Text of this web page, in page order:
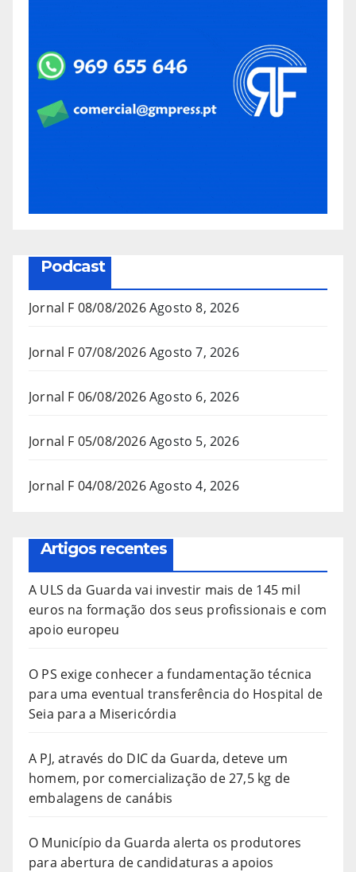
Podcast
Jornal F 08/08/2026Agosto 8, 2026
Jornal F 07/08/2026Agosto 7, 2026
Jornal F 06/08/2026Agosto 6, 2026
Jornal F 05/08/2026Agosto 5, 2026
Jornal F 04/08/2026Agosto 4, 2026
Artigos recentes
A ULS da Guarda vai investir mais de 145 mil
euros na formação dos seus profissionais e com
apoio europeu
O PS exige conhecer a fundamentação técnica
para uma eventual transferência do Hospital de
Seia para a Misericórdia
A PJ, através do DIC da Guarda, deteve um
homem, por comercialização de 27,5 kg de
embalagens de canábis
O Município da Guarda alerta os produtores
para abertura de candidaturas a apoios